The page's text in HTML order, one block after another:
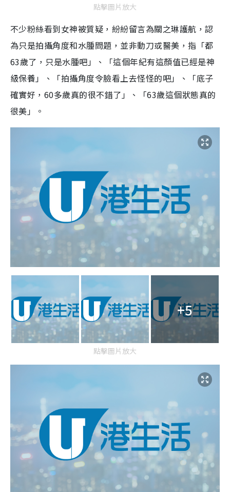
點擊圖片放大
不少粉絲看到女神被質疑，紛紛留言為關之琳護航，認
為只是拍攝角度和水腫問題，並非動刀或醫美，指「都
63歲了，只是水腫吧」、「這個年紀有這顏值已經是神
級保養」、「拍攝角度令臉看上去怪怪的吧」、「底子
確實好，60多歲真的很不錯了」、「63歲這個狀態真的
很美」。
+5
點擊圖片放大